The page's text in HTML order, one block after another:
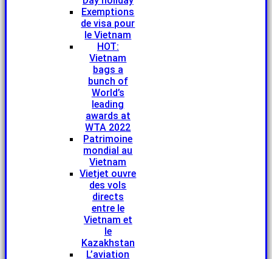
Exemptions
de visa pour
le Vietnam
HOT:
Vietnam
bags a
bunch of
World’s
leading
awards at
WTA 2022
Patrimoine
mondial au
Vietnam
Vietjet ouvre
des vols
directs
entre le
Vietnam et
le
Kazakhstan
L’aviation